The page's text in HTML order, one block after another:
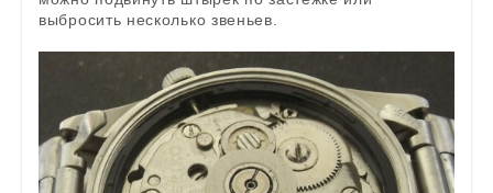
выбросить несколько звеньев.